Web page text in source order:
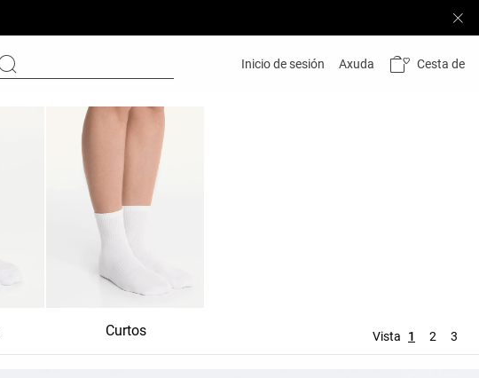
Inicio de sesión Axuda Cesta de
Curtos Vista 1 2 3